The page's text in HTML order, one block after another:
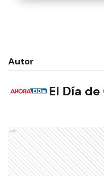
Autor
El Día
Ads